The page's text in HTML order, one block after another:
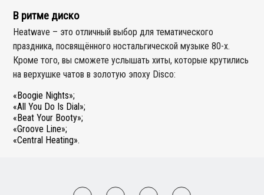
В ритме диско
Heatwave – это отличный выбор для тематического
праздника, посвящённого ностальгической музыке 80-х.
Кроме того, вы сможете услышать хиты, которые крутились
на верхушке чатов в золотую эпоху Disco:
«Boogie Nights»;
«All You Do Is Dial»;
«Beat Your Booty»;
«Groove Line»;
«Central Heating».